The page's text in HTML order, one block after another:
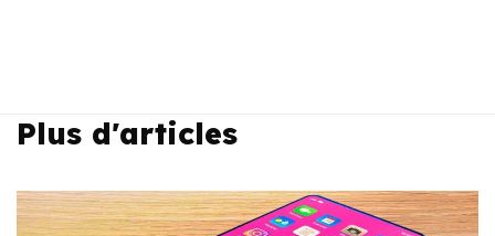
Plus d'articles